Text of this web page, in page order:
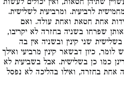
שתיהן חטאות, ואין יכולים לעשות
לרביעית. ומרביעית לשלישית.
אחת חטאת ואחת עולה. ואם
שפרחו בשניה בחזרה לא יקריבו,
שני קינין ובשניה אין בה
כיון דבשאר קינין מרביעי ואילך
כמו כן בשלישית. אבל בשביעית לא
בחזרה, ואילו בהליכה לא נפסל